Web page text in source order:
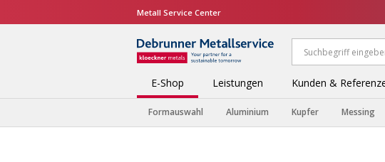
Metall Service Center
E-Shop Leistungen Kunden &
Formauswahl Aluminium Kupfer Messing